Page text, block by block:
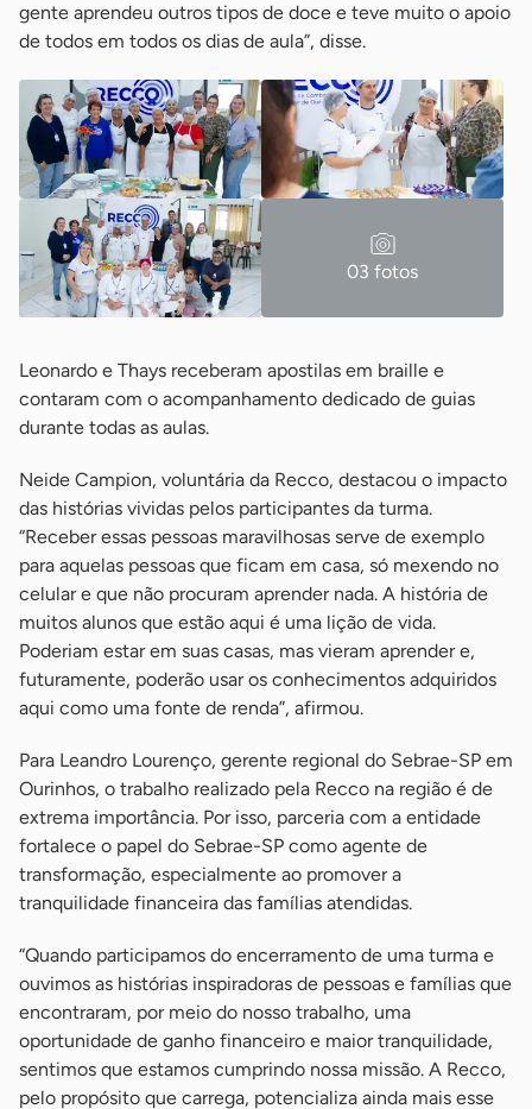
gente aprendeu outros tipos de doce e teve muito o apoio
de todos em todos os dias de aula”, disse.
03 fotos
Leonardo e Thays receberam apostilas em braille e
contaram com o acompanhamento dedicado de guias
durante todas as aulas.
Neide Campion, voluntária da Recco, destacou o impacto
das histórias vividas pelos participantes da turma.
“Receber essas pessoas maravilhosas serve de exemplo
para aquelas pessoas que ficam em casa, só mexendo no
celular e que não procuram aprender nada. A história de
muitos alunos que estão aqui é uma lição de vida.
Poderiam estar em suas casas, mas vieram aprender e,
futuramente, poderão usar os conhecimentos adquiridos
aqui como uma fonte de renda”, afirmou.
Para Leandro Lourenço, gerente regional do Sebrae-SP em
Ourinhos, o trabalho realizado pela Recco na região é de
extrema importância. Por isso, parceria com a entidade
fortalece o papel do Sebrae-SP como agente de
transformação, especialmente ao promover a
tranquilidade financeira das famílias atendidas.
“Quando participamos do encerramento de uma turma e
ouvimos as histórias inspiradoras de pessoas e famílias que
encontraram, por meio do nosso trabalho, uma
oportunidade de ganho financeiro e maior tranquilidade,
sentimos que estamos cumprindo nossa missão. A Recco,
pelo propósito que carrega, potencializa ainda mais esse